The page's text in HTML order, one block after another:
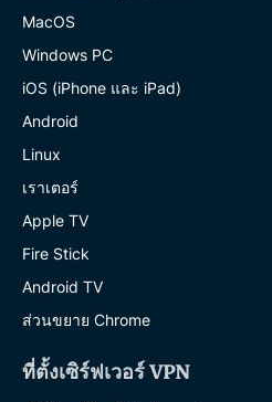
MacOS
Windows PC
iOS (iPhone และ iPad)
Android
Linux
เราเตอร์
Apple TV
Fire Stick
Android TV
ส่วนขยาย Chrome
ที่ตั้งเซิร์ฟเวอร์ VPN